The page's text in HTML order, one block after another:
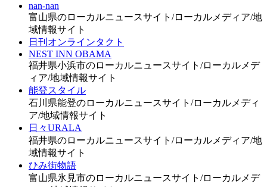
nan-nan
富山県のローカルニュースサイト/ローカルメディア/地
域情報サイト
日刊オンラインタクト
NEST INN OBAMA
福井県小浜市のローカルニュースサイト/ローカルメデ
ィア/地域情報サイト
能登スタイル
石川県能登のローカルニュースサイト/ローカルメディ
ア/地域情報サイト
日々URALA
福井県のローカルニュースサイト/ローカルメディア/地
域情報サイト
ひみ街物語
富山県氷見市のローカルニュースサイト/ローカルメデ